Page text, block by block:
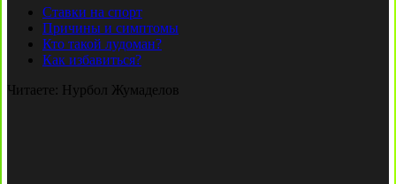
Ставки на спорт
Причины и симптомы
Кто такой лудоман?
Как избавиться?
Читаете: Нурбол Жумаделов